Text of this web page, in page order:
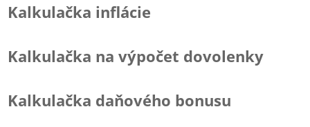
Kalkulačka inflácie
Kalkulačka na výpočet dovolenky
Kalkulačka daňového bonusu